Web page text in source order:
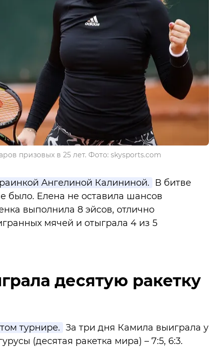
призовых в 25 лет. Фото: skysports.com
Ангелиной Калининой.
В битве
было. Елена не оставила шансов
выполнила 8 эйсов, отлично
мячей и отыграла 4 из 5
десятую ракетку
турнире. За три дня Камила выиграла у
(десятая ракетка мира) – 7:5, 6:3.